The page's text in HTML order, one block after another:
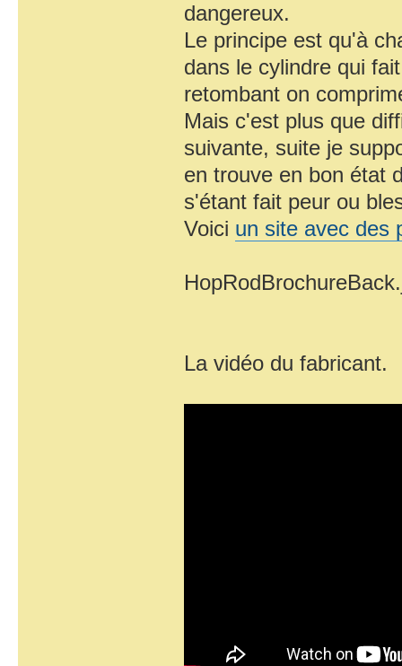
dangereux.
Le principe est qu'à
dans le cylindre qui
retombant on
Mais c'est plus que
suivante, suite je
en trouve en bon état
s'étant fait peur ou
Voici un site avec des
La vidéo du fabricant.